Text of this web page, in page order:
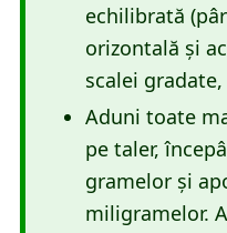
echilibrată
orizontală și
scalei
Aduni toate
pe taler,
gramelor și
miligramelor.